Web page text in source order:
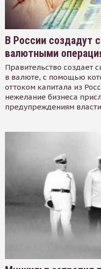
В России создадут
валютными
Правительство создает
в валюте, с помощью
оттоком капитала из
нежелание бизнеса
предупреждениям власти